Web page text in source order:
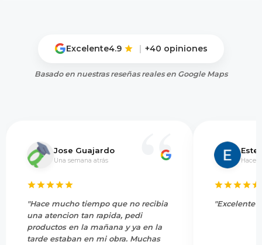
Excelente4.9 | +40 opiniones
Basado en nuestras reseñas reales en Google Maps
Jose Guajardo
Una semana atrás
"Hace mucho tiempo que no recibia
una atencion tan rapida, pedi
productos en la mañana y ya en la
tarde estaban en mi obra. Muchas
Hace
"Excelente